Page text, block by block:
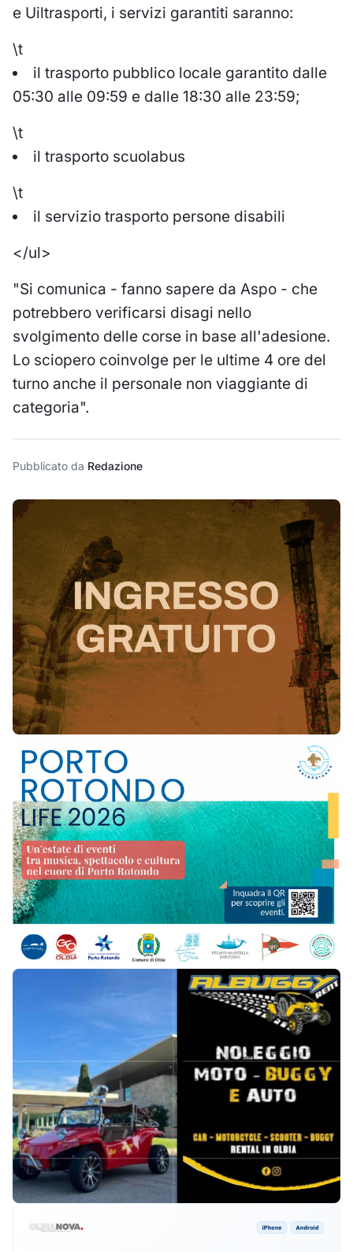
e Uiltrasporti, i servizi garantiti saranno:
\t
il trasporto pubblico locale garantito dalle
05:30 alle 09:59 e dalle 18:30 alle 23:59;
\t
il trasporto scuolabus
\t
il servizio trasporto persone disabili
</ul>
"Si comunica - fanno sapere da Aspo - che
potrebbero verificarsi disagi nello
svolgimento delle corse in base all'adesione.
Lo sciopero coinvolge per le ultime 4 ore del
turno anche il personale non viaggiante di
categoria".
Pubblicato da Redazione